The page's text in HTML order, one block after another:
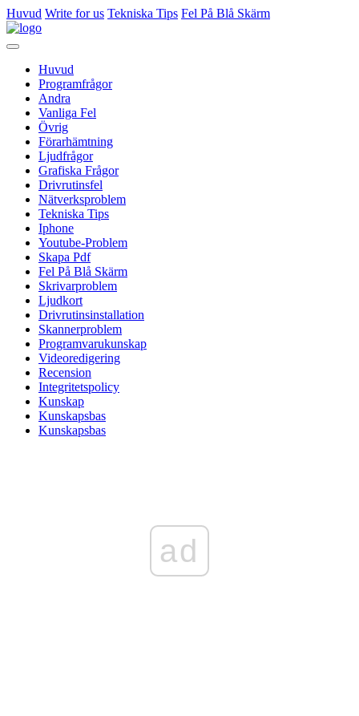
Huvud Write for us Tekniska Tips Fel På Blå Skärm
Huvud
Programfrågor
Andra
Vanliga Fel
Övrig
Förarhämtning
Ljudfrågor
Grafiska Frågor
Drivrutinsfel
Nätverksproblem
Tekniska Tips
Iphone
Youtube-Problem
Skapa Pdf
Fel På Blå Skärm
Skrivarproblem
Ljudkort
Drivrutinsinstallation
Skannerproblem
Programvarukunskap
Videoredigering
Recension
Integritetspolicy
Kunskap
Kunskapsbas
Kunskapsbas
ad